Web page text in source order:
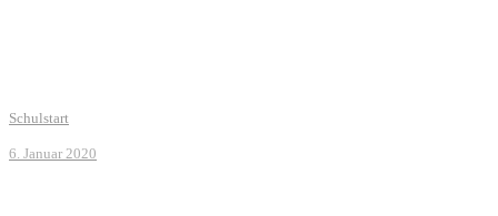
Schulstart
6. Januar 2020